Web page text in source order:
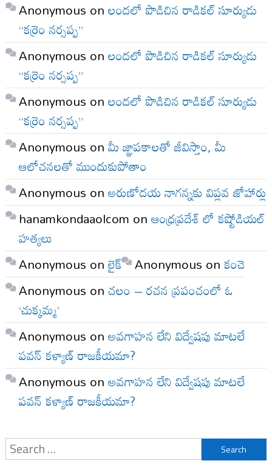
Anonymous onలందలో పొడిచిన రాడికల్ సూర్యుడు
“కర్రెం నర్సప్ప”
Anonymous onలందలో పొడిచిన రాడికల్ సూర్యుడు
“కర్రెం నర్సప్ప”
Anonymous onలందలో పొడిచిన రాడికల్ సూర్యుడు
“కర్రెం నర్సప్ప”
Anonymous onమీ జ్ఞాపకాలతో జీవిస్తాం, మీ
ఆలోచనలతో ముందుకుపోతాం
Anonymous onఅరుణోదయ నాగన్నకు విప్లవ జోహార్లు
hanamkondaaolcom onఆంధ్రప్రదేశ్ లో కష్టోడియల్
హత్యలు
Anonymous onలైక్ Anonymous onకంచె
Anonymous onచలం – రచన ప్రపంచంలో ఓ
‘చుక్కమ్మ’
Anonymous onఅవగాహన లేని విద్వేషపు మాటలే
పవన్ కళ్యాణ్ రాజకీయమా?
Anonymous onఅవగాహన లేని విద్వేషపు మాటలే
పవన్ కళ్యాణ్ రాజకీయమా?
Search
for: